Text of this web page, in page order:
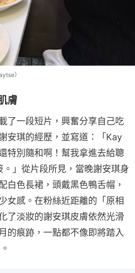
）
膚
了一段短片，興奮分享自己吃
安琪的經歷，並寫道：「Kay
特別隨和啊！幫我拿進去給聰
」從片段所見，當晚謝安琪身
白色長裙，頭戴黑色鴨舌帽，
女感。在粉絲近距離的「原相
了淡妝的謝安琪皮膚依然光滑
的痕跡，一點都不像即將踏入